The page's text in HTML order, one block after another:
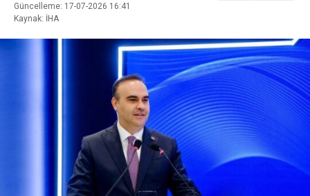
Güncelleme: 17-07-2026 16:41
Kaynak: İHA